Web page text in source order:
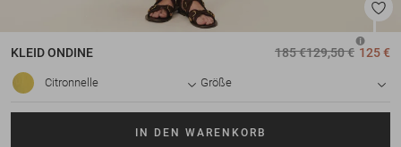
KLEIDONDINE 185 €129,50 € 125 €
Citronnelle Größe
IN DEN WARENKORB